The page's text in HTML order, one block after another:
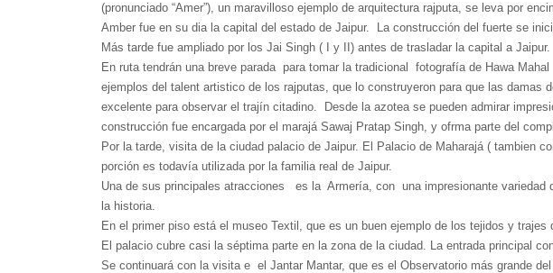
(pronunciado “Amer”), un maravilloso ejemplo de arquitectura rajputa, se leva por
Amber fue en su dia la capital del estado de Jaipur. La construcción del fuerte se
Más tarde fue ampliado por los Jai Singh ( I y II) antes de trasladar la capital a Jaipur.
En ruta tendrán una breve parada para tomar la tradicional fotografía de Hawa
ejemplos del talent artistico de los rajputas, que lo construyeron para que las
excelente para observar el trajín citadino. Desde la azotea se pueden admirar
construcción fue encargada por el marajá Sawaj Pratap Singh, y ofrma parte del
Por la tarde, visita de la ciudad palacio de Jaipur. El Palacio de Maharajá ( tambien
porción es todavía utilizada por la familia real de Jaipur.
Una de sus principales atracciones es la Armería, con una impresionante
la historia.
En el primer piso está el museo Textil, que es un buen ejemplo de los tejidos y
El palacio cubre casi la séptima parte en la zona de la ciudad. La entrada principal
Se continuará con la visita e el Jantar Mantar, que es el Observatorio más grande